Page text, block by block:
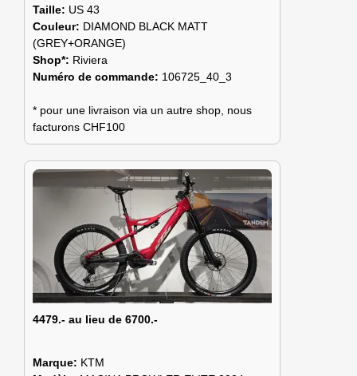
Taille: US 43
Couleur: DIAMOND BLACK MATT
(GREY+ORANGE)
Shop*: Riviera
Numéro de commande: 106725_40_3
* pour une livraison via un autre shop, nous
facturons CHF100
4479.- au lieu de 6700.-
Marque: KTM